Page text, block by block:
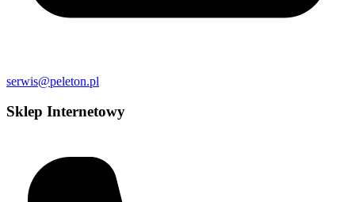
serwis@peleton.pl
Sklep Internetowy